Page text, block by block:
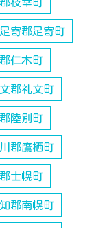
枝幸町
足寄郡足寄町
仁木町
郡礼文町
陸別町
川郡鷹栖町
士幌町
郡南幌町